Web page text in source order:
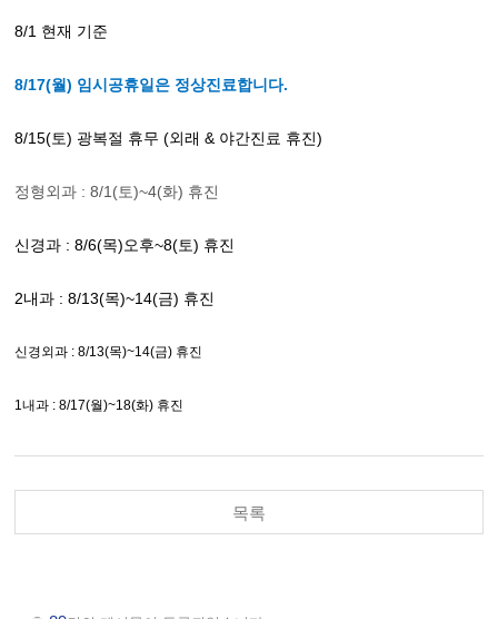
8/1 현재 기준
8/17(월) 임시공휴일은 정상진료합니다.
8/15(토) 광복절 휴무 (외래 & 야간진료 휴진)
정형외과 : 8/1(토)~4(화) 휴진
신경과 : 8/6(목)오후~8(토) 휴진
2내과 : 8/13(목)~14(금) 휴진
신경외과 : 8/13(목)~14(금) 휴진
1내과 : 8/17(월)~18(화) 휴진
목록